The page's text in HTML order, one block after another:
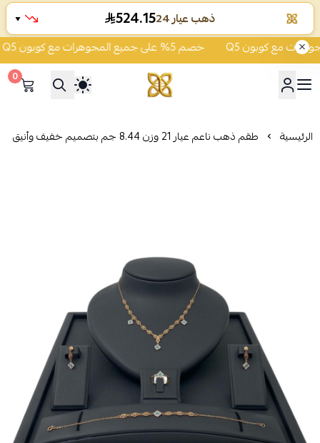
خصم 5% على جميع المجوهرات مع كوبون Q5
شركة قمة زاوية الشفاء
0
الرئيسية طقم ذهب ناعم عيار 21 وزن 8.44 جم بتصميم خفيف وأنيق
ذهب عيار 24 524.15
▼